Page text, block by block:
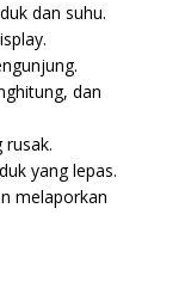
dan suhu.
dan
rusak.
yang lepas.
melaporkan